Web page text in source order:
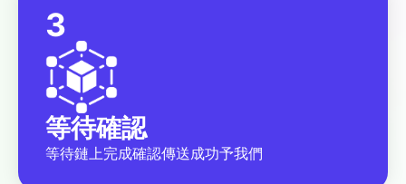
3
等待確認
等待鏈上完成確認傳送成功予我們